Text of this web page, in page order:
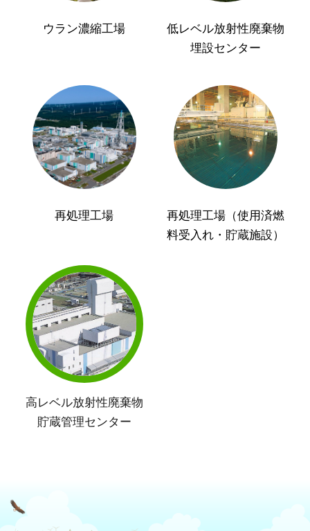
ウラン濃縮工場
低レベル放射性廃棄物
埋設センター
再処理工場
再処理工場（使用済燃
料受入れ・貯蔵施設）
高レベル放射性廃棄物
貯蔵管理センター